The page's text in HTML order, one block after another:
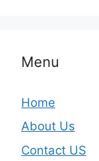
Menu
Home
About Us
Contact US